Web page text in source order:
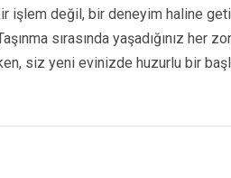
işlem değil, bir deneyim haline
sırasında yaşadığınız her
siz yeni evinizde huzurlu bir